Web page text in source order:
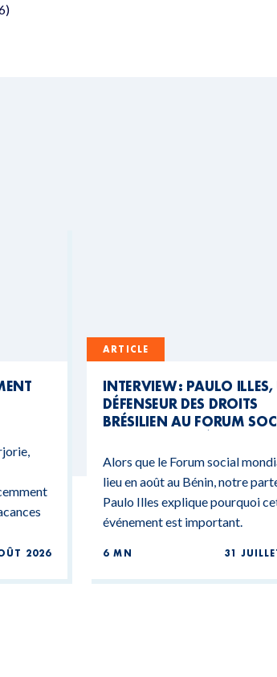
2026
ARTICLE
INTERVIEW : PAULO ILLES,
DÉFENSEUR DES DROITS
BRÉSILIEN AU FORUM
Alors que le Forum social
lieu en août au Bénin, notre
Paulo Illes explique pourquoi
événement est important.
6 MN 31